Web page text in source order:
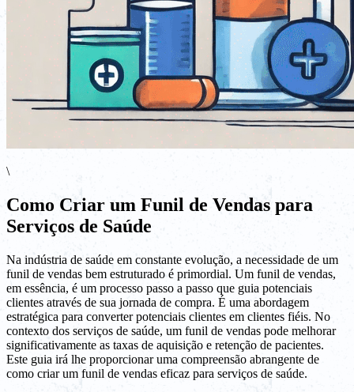
\
Como Criar um Funil de Vendas para
Serviços de Saúde
Na indústria de saúde em constante evolução, a necessidade de um
funil de vendas bem estruturado é primordial. Um funil de vendas,
em essência, é um processo passo a passo que guia potenciais
clientes através de sua jornada de compra. É uma abordagem
estratégica para converter potenciais clientes em clientes fiéis. No
contexto dos serviços de saúde, um funil de vendas pode melhorar
significativamente as taxas de aquisição e retenção de pacientes.
Este guia irá lhe proporcionar uma compreensão abrangente de
como criar um funil de vendas eficaz para serviços de saúde.